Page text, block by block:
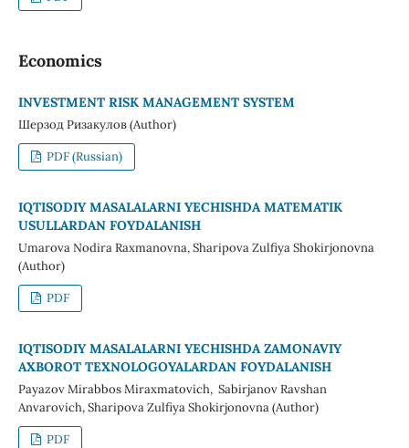
Economics
INVESTMENT RISK MANAGEMENT SYSTEM
Шерзод Ризакулов (Author)
PDF (Russian)
IQTISODIY MASALALARNI YECHISHDA MATEMATIK
USULLARDAN FOYDALANISH
Umarova Nodira Raxmanovna, Sharipova Zulfiya Shokirjonovna
(Author)
PDF
IQTISODIY MASALALARNI YECHISHDA ZAMONAVIY
AXBOROT TEXNOLOGOYALARDAN FOYDALANISH
Payazov Mirabbos Miraxmatovich, Sabirjanov Ravshan
Anvarovich, Sharipova Zulfiya Shokirjonovna (Author)
PDF